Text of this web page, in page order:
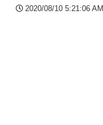
2020/08/10 5:21:06 AM